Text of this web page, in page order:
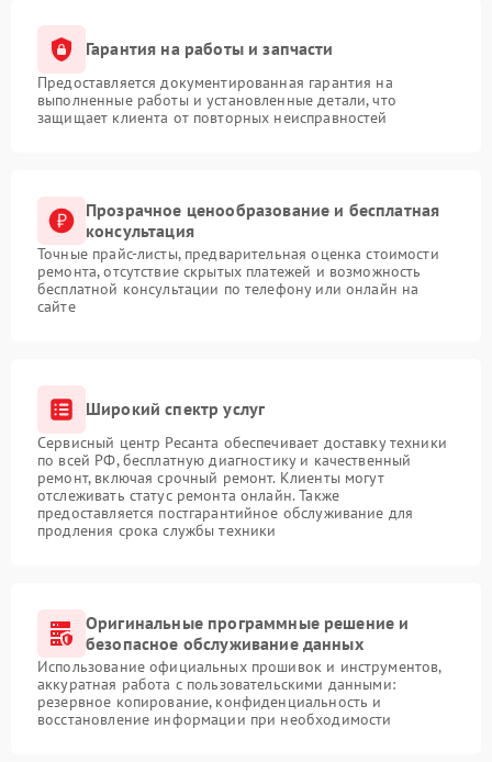
Гарантия на работы и запчасти
Предоставляется документированная гарантия на
выполненные работы и установленные детали, что
защищает клиента от повторных неисправностей
Прозрачное ценообразование и бесплатная
консультация
Точные прайс-листы, предварительная оценка стоимости
ремонта, отсутствие скрытых платежей и возможность
бесплатной консультации по телефону или онлайн на
сайте
Широкий спектр услуг
Сервисный центр Ресанта обеспечивает доставку техники
по всей РФ, бесплатную диагностику и качественный
ремонт, включая срочный ремонт. Клиенты могут
отслеживать статус ремонта онлайн. Также
предоставляется постгарантийное обслуживание для
продления срока службы техники
Оригинальные программные решение и
безопасное обслуживание данных
Использование официальных прошивок и инструментов,
аккуратная работа с пользовательскими данными:
резервное копирование, конфиденциальность и
восстановление информации при необходимости